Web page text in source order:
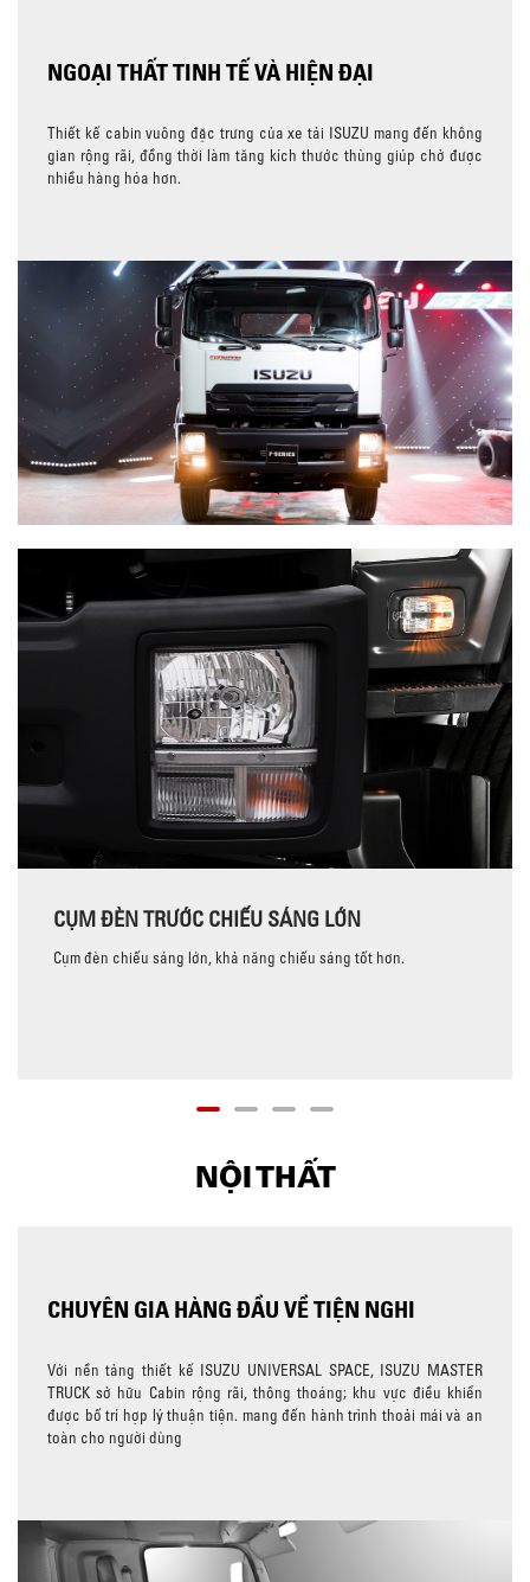
NGOẠI THẤT TINH TẾ VÀ HIỆN ĐẠI
Thiết kế cabin vuông đặc trưng của xe tải ISUZU mang đến không
gian rộng rãi, đồng thời làm tăng kích thước thùng giúp chở được
nhiều hàng hóa hơn.
CỤM ĐÈN TRƯỚC CHIẾU SÁNG LỚN
Cụm đèn chiếu sáng lớn, khả năng chiếu sáng tốt hơn.
NỘI THẤT
CHUYÊN GIA HÀNG ĐẦU VỀ TIỆN NGHI
Với nền tảng thiết kế ISUZU UNIVERSAL SPACE, ISUZU MASTER
TRUCK sở hữu Cabin rộng rãi, thông thoáng; khu vực điều khiển
được bố trí hợp lý thuận tiện. mang đến hành trình thoải mái và an
toàn cho người dùng